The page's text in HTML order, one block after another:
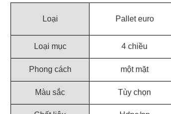
Loại Pallet euro
Loại mục 4 chiều
Phong cách một mặt
Màu sắc Tùy chọn